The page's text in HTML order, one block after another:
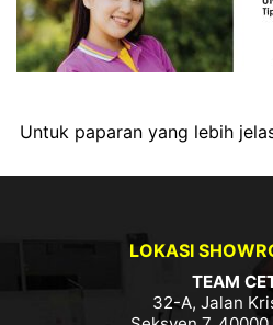
Untuk paparan yang lebih
LOKASI
TEAM
32-A, Jalan